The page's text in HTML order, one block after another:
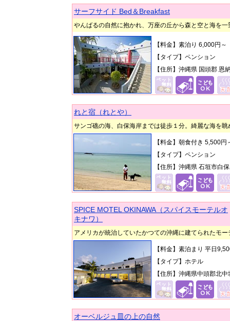
サーフサイド Bed＆Breakfast
やんばるの自然に抱かれ、万座の丘から森と空と海を
【料金】素泊り 6,000円～
【タイプ】ペンション
【住所】沖縄県 国頭郡 恩
れと宿（れとや）
サンゴ礁の海、白保海岸までは徒歩１分。綺麗な海を
【料金】朝食付き 5,500円
【タイプ】ペンション
【住所】沖縄県 石垣市白
SPICE MOTEL OKINAWA（スパイスモーテルオ
キナワ）
アメリカが統治していたかつての沖縄に建てられたモ
【料金】素泊まり 平日
【タイプ】ホテル
【住所】沖縄県中頭郡北
オーベルジュ皿の上の自然